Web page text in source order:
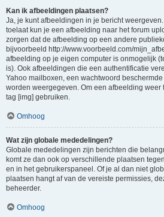
Kan ik afbeeldingen plaatsen?
Ja, je kunt afbeeldingen in je bericht
toelaat kun je een afbeelding naar het forum
zorgen dat de afbeelding op een andere
bijvoorbeeld http://www.voorbeeld.com/
afbeelding op je eigen computer is onmogelijk
is). Ook afbeeldingen die een authentificatie
Yahoo mailboxen, een wachtwoord
worden weergegeven. Om een afbeelding weer
tag [img] gebruiken.
Omhoog
Wat zijn globale mededelingen?
Globale mededelingen zijn berichten die
komt ze dan ook op verschillende plaatsen
en in het gebruikerspaneel. Of je al dan niet
plaatsen hangt af van de vereiste permissies,
beheerder.
Omhoog